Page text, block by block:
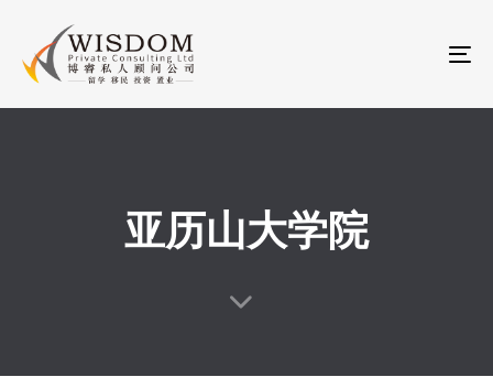
links
primary
navigation
亚历山大学院